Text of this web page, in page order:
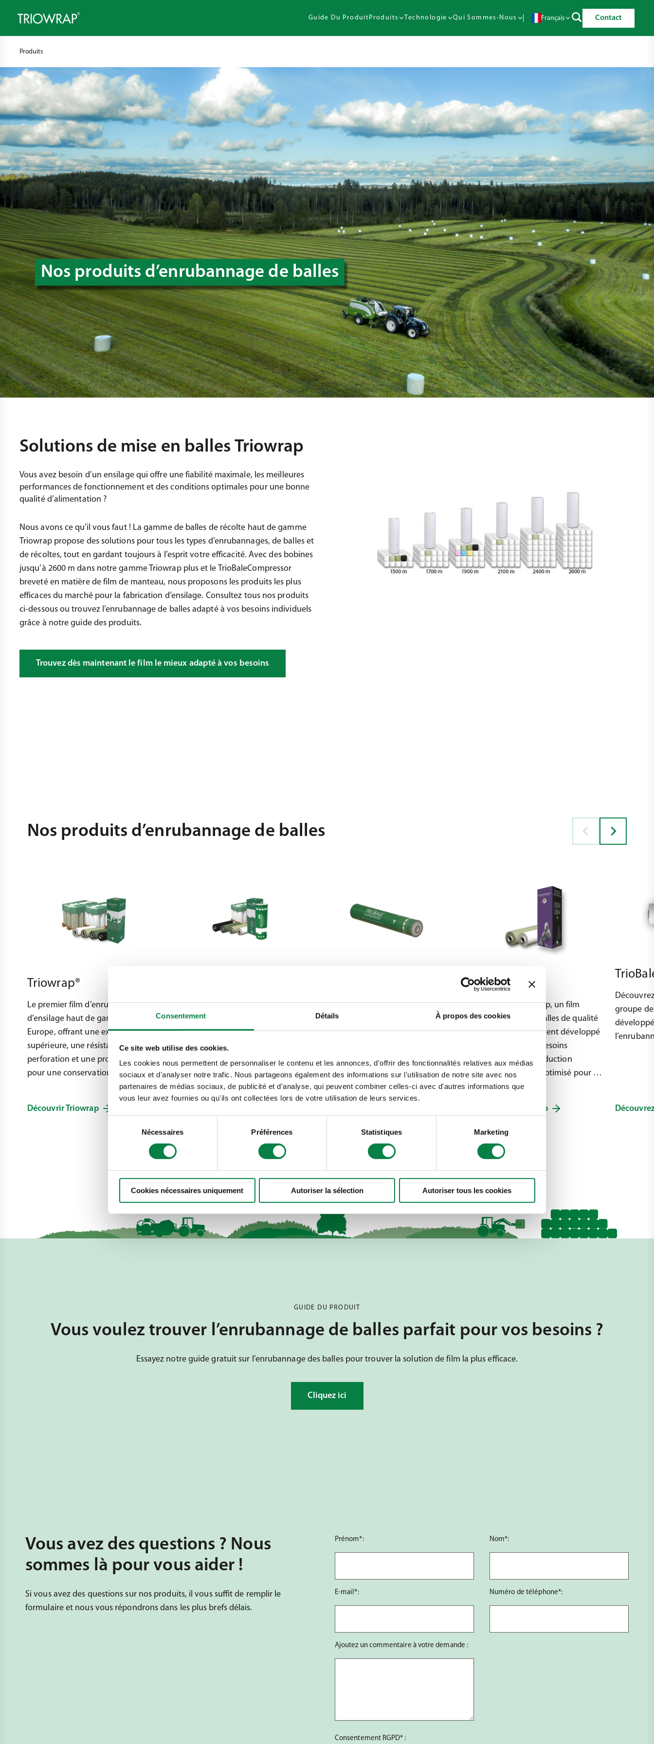
Consentement Détails À propos des cookies
Ce site web utilise des cookies.
Les cookies nous permettent de personnaliser le contenu et les annonces, d'offrir des fonctionnalités relatives aux médias
sociaux et d'analyser notre trafic. Nous partageons également des informations sur l'utilisation de notre site avec nos
partenaires de médias sociaux, de publicité et d'analyse, qui peuvent combiner celles-ci avec d'autres informations que
vous leur avez fournies ou qu'ils ont collectées lors de votre utilisation de leurs services.
consentement
Nécessaires Préférences Statistiques Marketing
Cookies nécessaires uniquement Autoriser la sélection Autoriser tous les cookies
Guide Du ProduitProduits Technologie Qui Sommes-Nous Français Contact
Produits
Nos produits d’enrubannage de balles
Solutions de mise en balles Triowrap
Vous avez besoin d’un ensilage qui offre une fiabilité maximale, les meilleures
performances de fonctionnement et des conditions optimales pour une bonne
qualité d’alimentation ?
Nous avons ce qu’il vous faut ! La gamme de balles de récolte haut de gamme
Triowrap propose des solutions pour tous les types d’enrubannages, de balles et
de récoltes, tout en gardant toujours à l’esprit votre efficacité. Avec des bobines
jusqu’à 2600 m dans notre gamme Triowrap plus et le TrioBaleCompressor
breveté en matière de film de manteau, nous proposons les produits les plus
efficaces du marché pour la fabrication d’ensilage. Consultez tous nos produits
ci-dessous ou trouvez l’enrubannage de balles adapté à vos besoins individuels
grâce à notre guide des produits.
Trouvez dès maintenant le film le mieux adapté à vos besoins
Nos produits d’enrubannage de balles
Triowrap®
Le premier film d’enrubannage
d’ensilage haut de gamme en
Europe, offrant une extensibilité
supérieure, une résistance à la
perforation et une protection UV
pour une conservation optimale des
balles. Des agriculteurs de plus de
50 pays lui font confiance.
Découvrir Triowrap
Triowrap plus vous rend plus
efficace ! Plus de mètres par rouleau
pour un rendement de balles le plus
élevé dans le champ. De faibles
pertes d’alimentation prouvées par
des recherches indépendantes.
Améliorez votre ensilage dès
maintenant !
Notre film de liage aux propriétés
brevetées donne un rendement par
rouleau de 10 à 30 % supérieur à
par balle inférieur !
Découvrez
Horsewrap®
Découvrez Horsewrap, un film
d’enrubannage de balles de qualité
supérieure spécialement développé
pour répondre aux besoins
particuliers de la production
d’ensilage préfané, optimisé pour les
conditions difficiles.
Découvrir Horsewrap
groupe
GUIDE DU PRODUIT
Vous voulez trouver l’enrubannage de balles parfait pour vos besoins ?
Essayez notre guide gratuit sur l’enrubannage des balles pour trouver la solution de film la plus efficace.
Cliquez ici
Vous avez des questions ? Nous
sommes là pour vous aider !
Si vous avez des questions sur nos produits, il vous suffit de remplir le
formulaire et nous vous répondrons dans les plus brefs délais.
Prénom*: Nom*:
E-mail*: Numéro de téléphone*:
Ajoutez un commentaire à votre demande :
Consentement RGPD* :